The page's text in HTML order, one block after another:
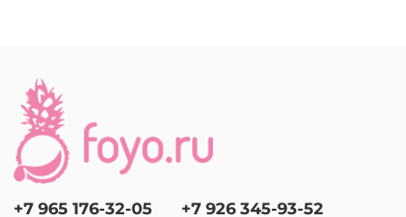
+7 965 176-32-05 +7 926 345-93-52